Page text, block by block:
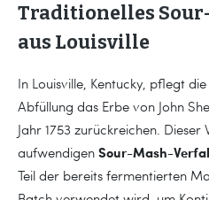
Traditionelles
aus Louisville
In Louisville, Kentucky, pflegt
Abfüllung das Erbe von John
Jahr 1753 zurückreichen. Dieser
aufwendigen Sour-Mash-
Teil der bereits fermentierten